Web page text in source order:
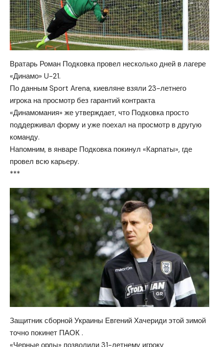
Вратарь Роман Подковка провел несколько дней в лагере
«Динамо» U-21.
По данным Sport Arena, киевляне взяли 23-летнего
игрока на просмотр без гарантий контракта
«Динамомания» же утверждает, что Подковка просто
поддерживал форму и уже поехал на просмотр в другую
команду.
Напомним, в январе Подковка покинул «Карпаты», где
провел всю карьеру.
***
Защитник сборной Украины Евгений Хачериди этой зимой
точно покинет ПАОК .
«Черные орлы» позволили 31-летнему игроку